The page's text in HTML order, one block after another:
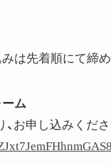
は先着順にて締
ム
お申し込みくださ